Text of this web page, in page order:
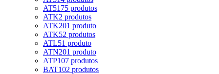
AT5175 produtos
ATK2 produtos
ATK201 produto
ATK52 produtos
ATL51 produto
ATN201 produto
ATP107 produtos
BAT102 produtos